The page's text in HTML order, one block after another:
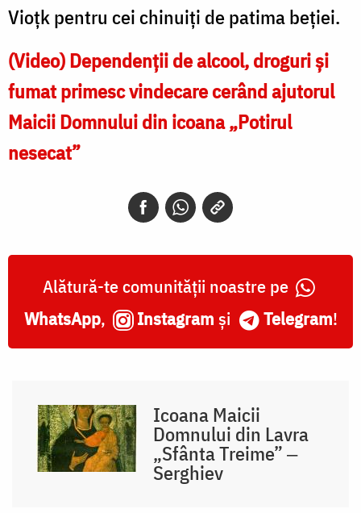
Vioțk pentru cei chinuiți de patima beției.
(Video) Dependenții de alcool, droguri și
fumat primesc vindecare cerând ajutorul
Maicii Domnului din icoana „Potirul
nesecat”
Alătură-te comunității noastre pe
WhatsApp, Instagram și Telegram!
Icoana Maicii
Domnului din Lavra
„Sfânta Treime” ‒
Serghiev